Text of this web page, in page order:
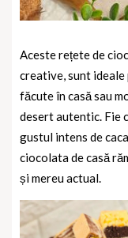
Aceste rețete de
creative, sunt
făcute în casă sau
desert autentic. Fie
gustul intens de
ciocolata de casă
și mereu actual.